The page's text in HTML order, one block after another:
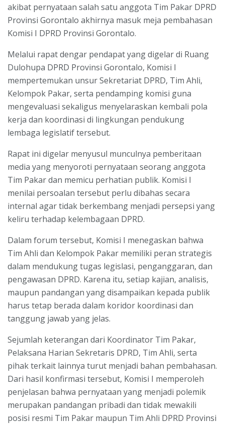
akibat pernyataan salah satu anggota Tim Pakar DPRD
Provinsi Gorontalo akhirnya masuk meja pembahasan
Komisi I DPRD Provinsi Gorontalo.
Melalui rapat dengar pendapat yang digelar di Ruang
Dulohupa DPRD Provinsi Gorontalo, Komisi I
mempertemukan unsur Sekretariat DPRD, Tim Ahli,
Kelompok Pakar, serta pendamping komisi guna
mengevaluasi sekaligus menyelaraskan kembali pola
kerja dan koordinasi di lingkungan pendukung
lembaga legislatif tersebut.
Rapat ini digelar menyusul munculnya pemberitaan
media yang menyoroti pernyataan seorang anggota
Tim Pakar dan memicu perhatian publik. Komisi I
menilai persoalan tersebut perlu dibahas secara
internal agar tidak berkembang menjadi persepsi yang
keliru terhadap kelembagaan DPRD.
Dalam forum tersebut, Komisi I menegaskan bahwa
Tim Ahli dan Kelompok Pakar memiliki peran strategis
dalam mendukung tugas legislasi, penganggaran, dan
pengawasan DPRD. Karena itu, setiap kajian, analisis,
maupun pandangan yang disampaikan kepada publik
harus tetap berada dalam koridor koordinasi dan
tanggung jawab yang jelas.
Sejumlah keterangan dari Koordinator Tim Pakar,
Pelaksana Harian Sekretaris DPRD, Tim Ahli, serta
pihak terkait lainnya turut menjadi bahan pembahasan.
Dari hasil konfirmasi tersebut, Komisi I memperoleh
penjelasan bahwa pernyataan yang menjadi polemik
merupakan pandangan pribadi dan tidak mewakili
posisi resmi Tim Pakar maupun Tim Ahli DPRD Provinsi